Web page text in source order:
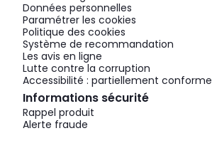
Données personnelles
Paramétrer les cookies
Politique des cookies
Système de recommandation
Les avis en ligne
Lutte contre la corruption
Accessibilité : partiellement conforme
Informations sécurité
Rappel produit
Alerte fraude